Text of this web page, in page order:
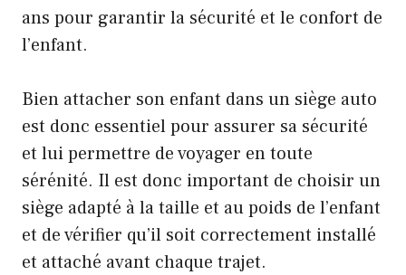
ans pour garantir la sécurité et le confort de
l’enfant.
Bien attacher son enfant dans un siège auto
est donc essentiel pour assurer sa sécurité
et lui permettre de voyager en toute
sérénité. Il est donc important de choisir un
siège adapté à la taille et au poids de l’enfant
et de vérifier qu’il soit correctement installé
et attaché avant chaque trajet.